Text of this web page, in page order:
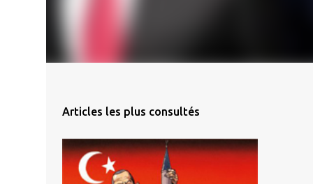
Articles les plus consultés